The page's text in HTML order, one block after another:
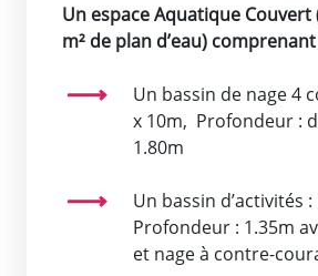
Un espace Aquatique Couvert
m² de plan d’eau)
Un bassin de nage 4
x 10m, Profondeur :
1.80m
Un bassin d’activités :
Profondeur : 1.35m
et nage à contre-